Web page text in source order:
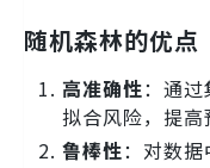
随机森林的优点
高准确性：通
拟合风险，提高
鲁棒性：对数据